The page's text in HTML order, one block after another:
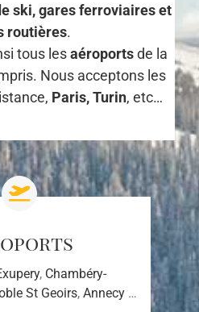
ski, gares ferroviaires et
routières.
tous lesaéroportsde la
Nous acceptons les
Paris, Turin, etc…
, Chambéry-
St Geoirs, Annecy…